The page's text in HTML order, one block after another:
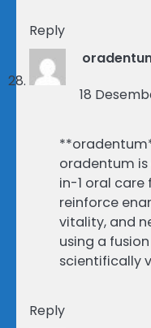
Reply
18
oradentum is
in-1 oral
reinforce
vitality, and
using a
scientifically
Reply